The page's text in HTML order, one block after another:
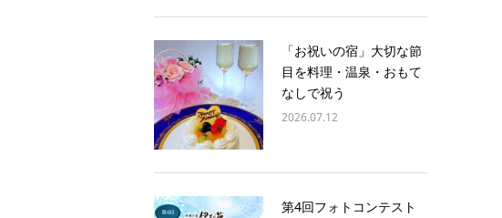
「お祝いの宿」大切な節
目を料理・温泉・おもて
なしで祝う
2026.07.12
第4回フォトコンテスト